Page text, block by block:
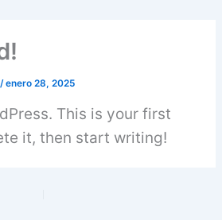
/enero 28, 2025
This is your first
it, then start writing!